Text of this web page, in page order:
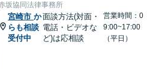
坂協同法律事務所
宮崎市 か
らも相談
受付中
面談方法(対面・
電話・ビデオな
ど)は応相談
営業時間：0
9:00~17:00
（平日）